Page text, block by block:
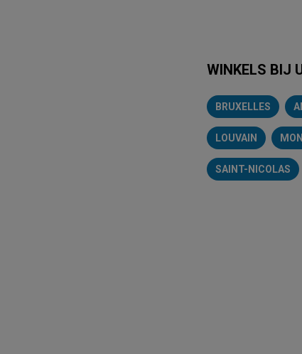
WINKELS BIJ
BRUXELLES
LOUVAIN
SAINT-NICOLAS